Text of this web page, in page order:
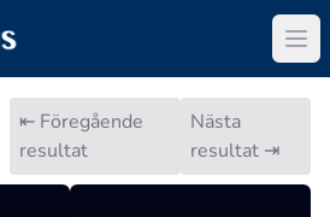
⇤ Föregående
resultat
Nästa
resultat ⇥